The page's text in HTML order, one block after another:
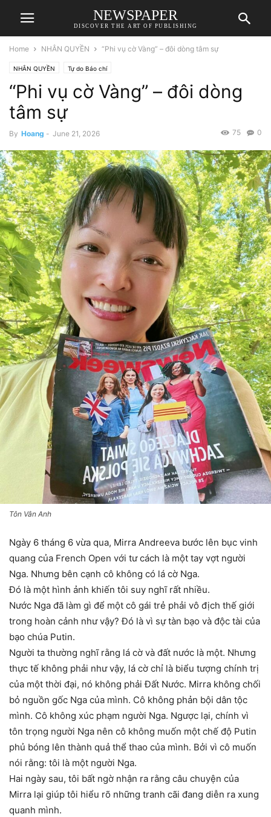
NEWSPAPER
DISCOVER THE ART OF PUBLISHING
Home NHÂN QUYỀN “Phi vụ cờ Vàng” – đôi dòng tâm sự
NHÂN QUYỀN Tự do Báo chí
“Phi vụ cờ Vàng” – đôi dòng
tâm sự
By Hoang - June 21, 2026 0
75
Tôn Vân Anh
Ngày 6 tháng 6 vừa qua, Mirra Andreeva bước lên bục vinh
quang của French Open với tư cách là một tay vợt người
Nga. Nhưng bên cạnh cô không có lá cờ Nga.
Đó là một hình ảnh khiến tôi suy nghĩ rất nhiều.
Nước Nga đã làm gì để một cô gái trẻ phải vô địch thế giới
trong hoàn cảnh như vậy? Đó là vì sự tàn bạo và độc tài của
bạo chúa Putin.
Người ta thường nghĩ rằng lá cờ và đất nước là một. Nhưng
thực tế không phải như vậy, lá cờ chỉ là biểu tượng chính trị
của một thời đại, nó không phải Đất Nước. Mirra không chối
bỏ nguồn gốc Nga của mình. Cô không phản bội dân tộc
mình. Cô không xúc phạm người Nga. Ngược lại, chính vì
tôn trọng người Nga nên cô không muốn một chế độ Putin
phủ bóng lên thành quả thể thao của mình. Bởi vì cô muốn
nói rằng: tôi là một người Nga.
Hai ngày sau, tôi bất ngờ nhận ra rằng câu chuyện của
Mirra lại giúp tôi hiểu rõ những tranh cãi đang diễn ra xung
quanh mình.